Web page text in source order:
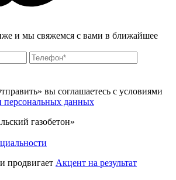
и мы свяжемся с вами в ближайшее
вы соглашаетесь с условиями
персональных данных
газобетон»
продвигает Акцент на результат